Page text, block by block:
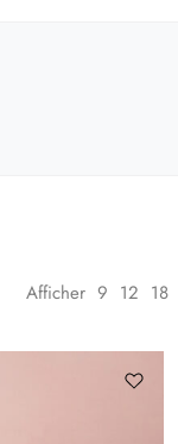
Afficher 9 12 18